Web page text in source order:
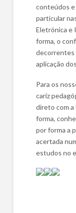
conteúdos e
particular
Eletrónica e
forma, o
decorrentes
aplicação
Para os
cariz
direto com a
forma,
por forma a
acertada
estudos no